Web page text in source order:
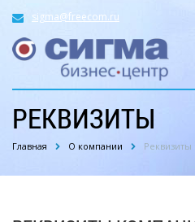
sigma@freecom.ru
РЕКВИЗИТЫ
Главная О компании Реквизиты